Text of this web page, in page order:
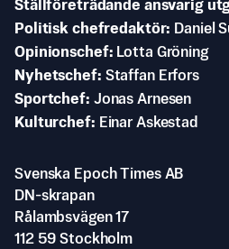
Ställföreträdande ansvarig
Politisk chefredaktör
Daniel
Opinionschef
Lotta Gröning
Nyhetschef Staffan Erfors
Sportchef Jonas Arnesen
Kulturchef
Einar Askestad
Svenska Epoch Times AB
DN-skrapan
Rålambsvägen 17
112 59 Stockholm